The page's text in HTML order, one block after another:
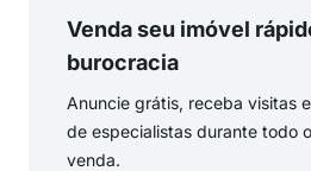
Venda seu imóvel
burocracia
Anuncie grátis, receba visitas
de especialistas durante todo
venda.